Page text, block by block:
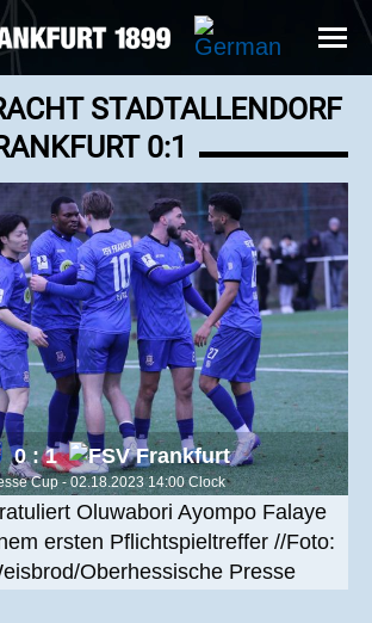
STADTALLENDORF
0:1
0 : 1
Cup - 02.18.2023 14:00 Clock
Oluwabori Ayompo Falaye
ersten Pflichtspieltreffer //Foto:
Oberhessische Presse